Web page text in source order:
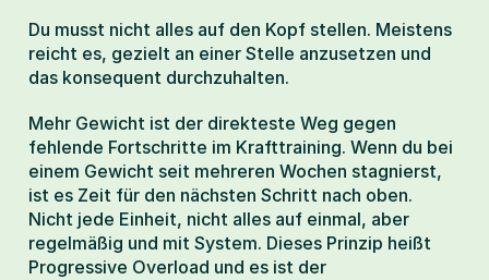
Du musst nicht alles auf den Kopf stellen. Meistens
reicht es, gezielt an einer Stelle anzusetzen und
das konsequent durchzuhalten.
Mehr Gewicht ist der direkteste Weg gegen
fehlende Fortschritte im Krafttraining. Wenn du bei
einem Gewicht seit mehreren Wochen stagnierst,
ist es Zeit für den nächsten Schritt nach oben.
Nicht jede Einheit, nicht alles auf einmal, aber
regelmäßig und mit System. Dieses Prinzip heißt
Progressive Overload und es ist der